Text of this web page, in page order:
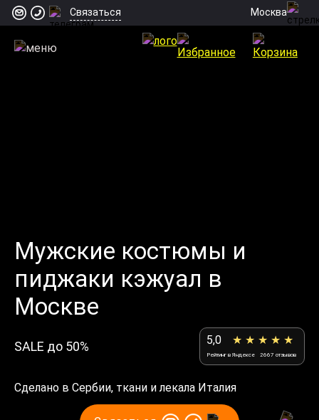
Связаться Москва
Мужские костюмы и
пиджаки кэжуал в
Москве
SALE до 50% 5,0 ★ ★ ★ ★ ★
Рейтинг в Яндексе 2667 отзывов
Сделано в Сербии, ткани и лекала Италия